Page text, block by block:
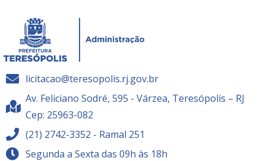
licitacao@teresopolis.rj.gov.br
Av. Feliciano Sodré, 595 - Várzea, Teresópolis – RJ
Cep: 25963-082
(21) 2742-3352 - Ramal 251
Segunda a Sexta das 09h às 18h